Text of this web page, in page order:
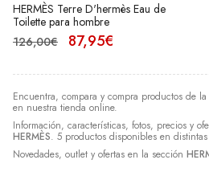
Encuentra, compara y compra productos de la
en nuestra tienda online.
Información, características, fotos, precios y
HERMÈS. 5 productos disponibles en
Novedades, outlet y ofertas en la sección
HERMÈS Terre D'hermès Eau de
Toilette para hombre
126,00€
87,95€